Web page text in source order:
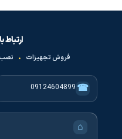
ارتباط
فروش تجهیزات • نصب
☎
09124604899
⌂